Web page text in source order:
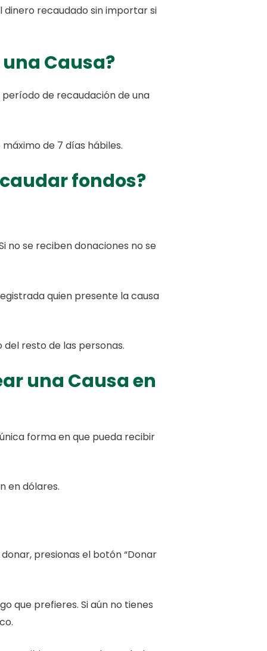
dinero recaudado sin importar si
Causa?
de recaudación de una
de 7 días hábiles.
fondos?
no se reciben donaciones no se
quien presente la causa
del resto de las personas.
una Causa en
forma en que pueda recibir
en dólares.
presionas el botón “Donar
que prefieres. Si aún no tienes